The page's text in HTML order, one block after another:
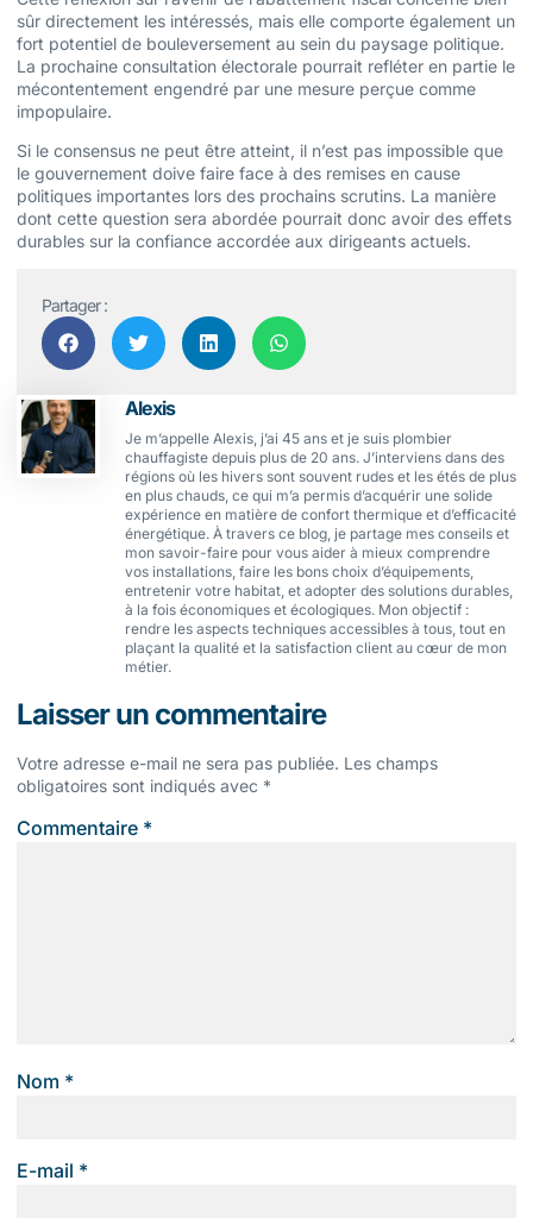
sûr directement les intéressés, mais elle comporte également un
fort potentiel de bouleversement au sein du paysage politique.
La prochaine consultation électorale pourrait refléter en partie le
mécontentement engendré par une mesure perçue comme
impopulaire.
Si le consensus ne peut être atteint, il n’est pas impossible que
le gouvernement doive faire face à des remises en cause
politiques importantes lors des prochains scrutins. La manière
dont cette question sera abordée pourrait donc avoir des effets
durables sur la confiance accordée aux dirigeants actuels.
Partager :
Alexis
Je m’appelle Alexis, j’ai 45 ans et je suis plombier
chauffagiste depuis plus de 20 ans. J’interviens dans des
régions où les hivers sont souvent rudes et les étés de plus
en plus chauds, ce qui m’a permis d’acquérir une solide
expérience en matière de confort thermique et d’efficacité
énergétique. À travers ce blog, je partage mes conseils et
mon savoir-faire pour vous aider à mieux comprendre
vos installations, faire les bons choix d’équipements,
entretenir votre habitat, et adopter des solutions durables,
à la fois économiques et écologiques. Mon objectif :
rendre les aspects techniques accessibles à tous, tout en
plaçant la qualité et la satisfaction client au cœur de mon
métier.
Laisser un commentaire
Votre adresse e-mail ne sera pas publiée. Les champs
obligatoires sont indiqués avec *
Commentaire *
Nom *
E-mail *